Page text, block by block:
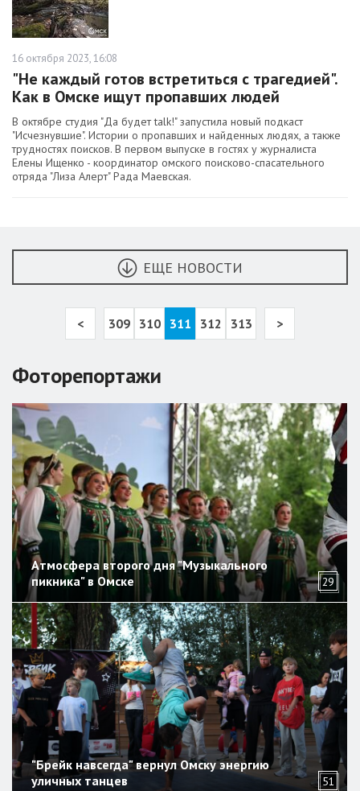
16 октября 2023, 16:08
"Не каждый готов встретиться с трагедией".
Как в Омске ищут пропавших людей
В октябре студия "Да будет talk!" запустила новый подкаст
"Исчезнувшие". Истории о пропавших и найденных людях, а также
трудностях поисков. В первом выпуске в гостях у журналиста
Елены Ищенко - координатор омского поисково-спасательного
отряда "Лиза Алерт" Рада Маевская.
ЕЩЕ НОВОСТИ
< 309 310 311 312 313 >
Фоторепортажи
Атмосфера второго дня "Музыкального
пикника" в Омске
29
"Брейк навсегда" вернул Омску энергию
уличных танцев
51